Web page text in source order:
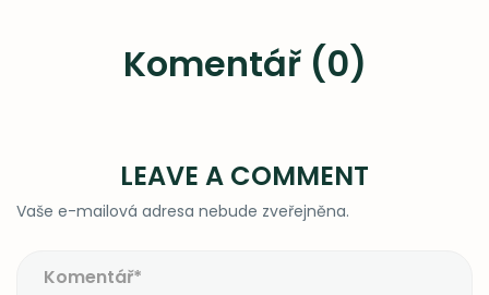
Komentář (0)
LEAVE A COMMENT
Vaše e-mailová adresa nebude zveřejněna.